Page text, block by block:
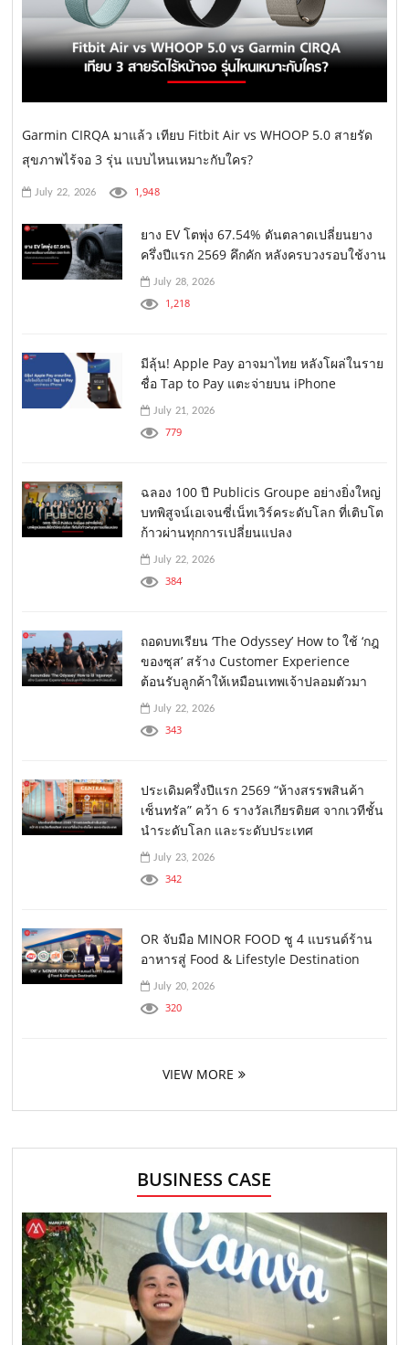
Garmin CIRQA มาแล้ว เทียบ Fitbit Air vs WHOOP 5.0 สายรัด
สุขภาพไร้จอ 3 รุ่น แบบไหนเหมาะกับใคร?
July 22, 2026 1,948
ยาง EV โตพุ่ง 67.54% ดันตลาดเปลี่ยนยาง
ครึ่งปีแรก 2569 คึกคัก หลังครบวงรอบใช้งาน
July 28, 2026
1,218
มีลุ้น! Apple Pay อาจมาไทย หลังโผล่ในราย
ชื่อ Tap to Pay แตะจ่ายบน iPhone
July 21, 2026
779
ฉลอง 100 ปี Publicis Groupe อย่างยิ่งใหญ่
บทพิสูจน์เอเจนซี่เน็ทเวิร์คระดับโลก ที่เติบโต
ก้าวผ่านทุกการเปลี่ยนแปลง
July 22, 2026
384
ถอดบทเรียน ‘The Odyssey’ How to ใช้ ‘กฎ
ของซุส’ สร้าง Customer Experience
ต้อนรับลูกค้าให้เหมือนเทพเจ้าปลอมตัวมา
July 22, 2026
343
ประเดิมครึ่งปีแรก 2569 “ห้างสรรพสินค้า
เซ็นทรัล” คว้า 6 รางวัลเกียรติยศ จากเวทีชั้น
นำระดับโลก และระดับประเทศ
July 23, 2026
342
OR จับมือ MINOR FOOD ชู 4 แบรนด์ร้าน
อาหารสู่ Food & Lifestyle Destination
July 20, 2026
320
VIEW MORE
BUSINESS CASE